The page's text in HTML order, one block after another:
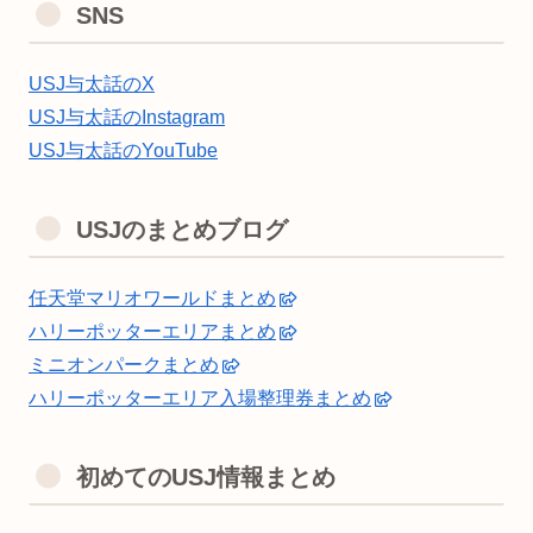
SNS
USJ与太話のX
USJ与太話のInstagram
USJ与太話のYouTube
USJのまとめブログ
任天堂マリオワールドまとめ
ハリーポッターエリアまとめ
ミニオンパークまとめ
ハリーポッターエリア入場整理券まとめ
初めてのUSJ情報まとめ